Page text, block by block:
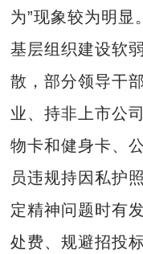
为”现象较为明显
基层组织建设软
散，部分领导干
业、持非上市公
物卡和健身卡、
员违规持因私护
定精神问题时有
处费、规避招投